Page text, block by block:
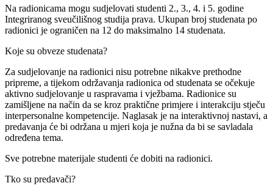
Na radionicama mogu sudjelovati studenti 2., 3., 4. i 5. godine
Integriranog sveučilišnog studija prava. Ukupan broj studenata po
radionici je ograničen na 12 do maksimalno 14 studenata.
Koje su obveze studenata?
Za sudjelovanje na radionici nisu potrebne nikakve prethodne
pripreme, a tijekom održavanja radionica od studenata se očekuje
aktivno sudjelovanje u raspravama i vježbama. Radionice su
zamišljene na način da se kroz praktične primjere i interakciju stječu
interpersonalne kompetencije. Naglasak je na interaktivnoj nastavi, a
predavanja će bi održana u mjeri koja je nužna da bi se savladala
određena tema.
Sve potrebne materijale studenti će dobiti na radionici.
Tko su predavači?